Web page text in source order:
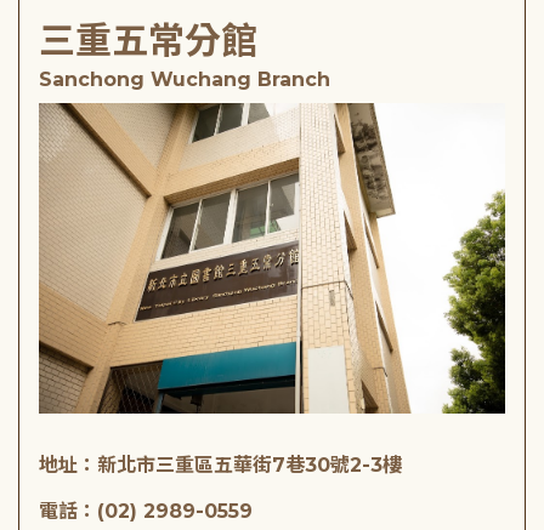
三重五常分館
Sanchong Wuchang Branch
地址：新北市三重區五華街7巷30號2-3樓
電話：(02) 2989-0559